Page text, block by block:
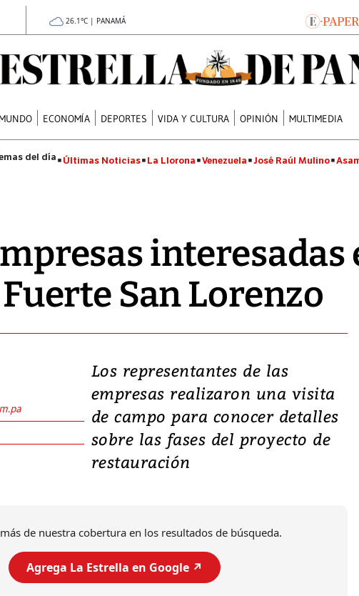
26.1°C | PANAMÁ
ECONOMÍA DEPORTES VIDA Y CULTURA OPINIÓN MULTIMEDIA
Últimas Noticias La Llorona Venezuela José Raúl Mulino
San Lorenzo
Los representantes de las
empresas realizaron una visita
de campo para conocer detalles
sobre las fases del proyecto de
restauración
de nuestra cobertura en los resultados de búsqueda.
Agrega La Estrella en Google ↗️
Video: Lula lanza su
promesas de inversión
en defensa, educación y
tierras raras